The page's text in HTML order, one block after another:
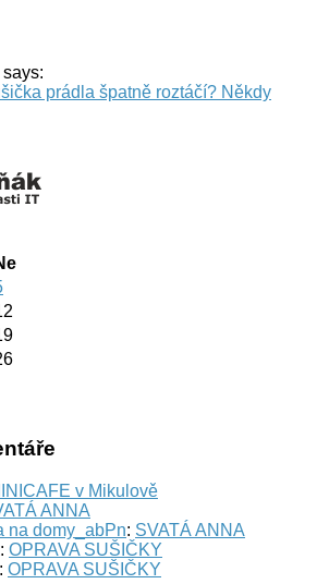
prádla špatně roztáčí? Někdy
v Mikulově
ANNA
na domy_abPn: SVATÁ ANNA
: OPRAVA SUŠIČKY
: OPRAVA SUŠIČKY